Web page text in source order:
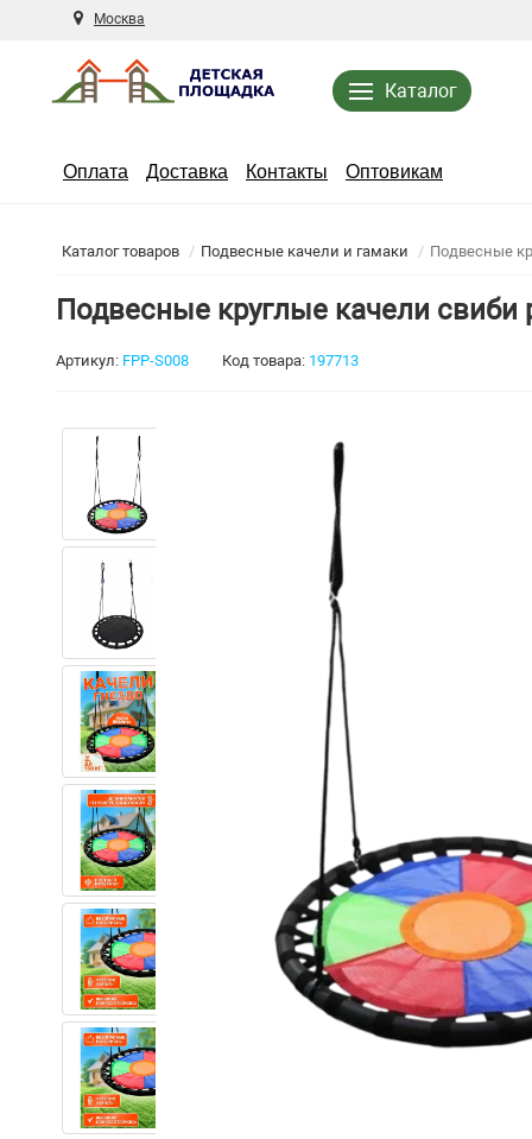
Москва
Каталог
Оплата Доставка Контакты Оптовикам
Каталог товаров Подвесные качели и гамаки Подвесные
Подвесные круглые качели свиби
Артикул: FPP-S008 Код товара: 197713